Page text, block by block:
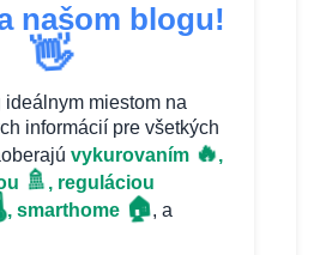
našom blogu!
👋
ideálnym miestom na
informácií pre všetkých
vykurovaním 🔥,
🚿, reguláciou
, smarthome 🏠, a